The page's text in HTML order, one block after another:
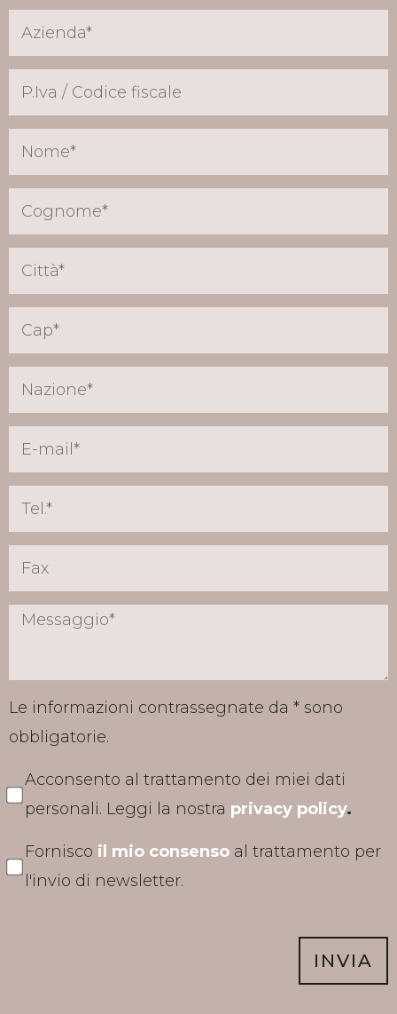
Le informazioni contrassegnate da * sono
obbligatorie.
Acconsento al trattamento dei miei dati
personali. Leggi la nostra privacy policy.
Fornisco il mio consenso al trattamento per
l'invio di newsletter.
INVIA